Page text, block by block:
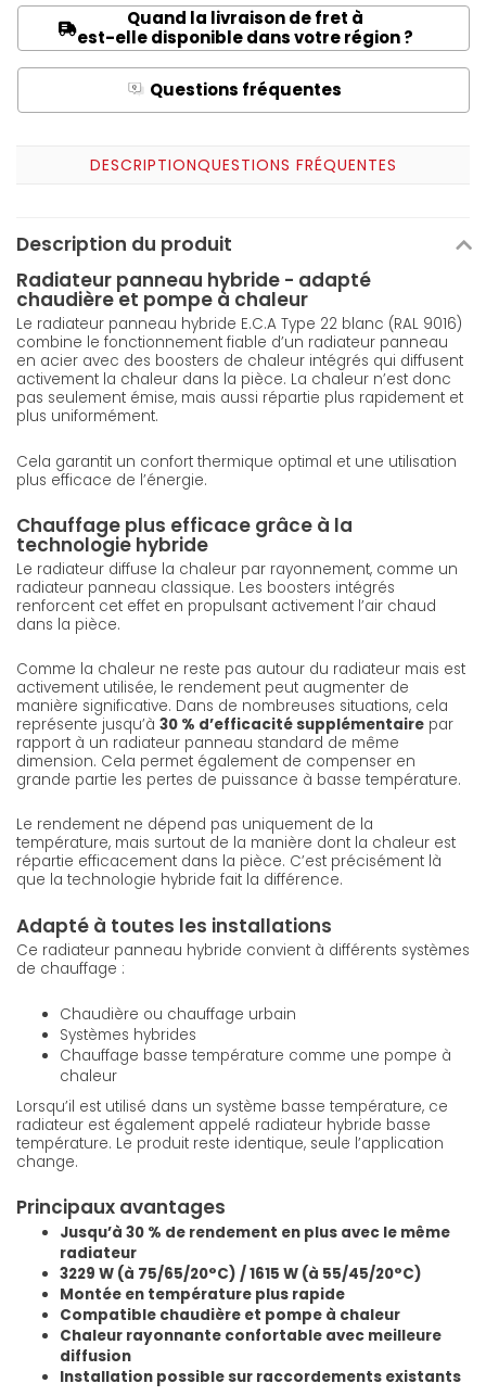
Quand la livraison de fret à
est-elle disponible dans votre région ?
Q Questions fréquentes
DESCRIPTIONQUESTIONS FRÉQUENTES
Description du produit
Radiateur panneau hybride - adapté
chaudière et pompe à chaleur
Le radiateur panneau hybride E.C.A Type 22 blanc (RAL 9016)
combine le fonctionnement fiable d’un radiateur panneau
en acier avec des boosters de chaleur intégrés qui diffusent
activement la chaleur dans la pièce. La chaleur n’est donc
pas seulement émise, mais aussi répartie plus rapidement et
plus uniformément.
Cela garantit un confort thermique optimal et une utilisation
plus efficace de l’énergie.
Chauffage plus efficace grâce à la
technologie hybride
Le radiateur diffuse la chaleur par rayonnement, comme un
radiateur panneau classique. Les boosters intégrés
renforcent cet effet en propulsant activement l’air chaud
dans la pièce.
Comme la chaleur ne reste pas autour du radiateur mais est
activement utilisée, le rendement peut augmenter de
manière significative. Dans de nombreuses situations, cela
représente jusqu’à 30 % d’efficacité supplémentaire par
rapport à un radiateur panneau standard de même
dimension. Cela permet également de compenser en
grande partie les pertes de puissance à basse température.
Le rendement ne dépend pas uniquement de la
température, mais surtout de la manière dont la chaleur est
répartie efficacement dans la pièce. C’est précisément là
que la technologie hybride fait la différence.
Adapté à toutes les installations
Ce radiateur panneau hybride convient à différents systèmes
de chauffage :
Chaudière ou chauffage urbain
Systèmes hybrides
Chauffage basse température comme une pompe à
chaleur
Lorsqu’il est utilisé dans un système basse température, ce
radiateur est également appelé radiateur hybride basse
température. Le produit reste identique, seule l’application
change.
Principaux avantages
Jusqu’à 30 % de rendement en plus avec le même
radiateur
3229 W (à 75/65/20°C) / 1615 W (à 55/45/20°C)
Montée en température plus rapide
Compatible chaudière et pompe à chaleur
Chaleur rayonnante confortable avec meilleure
diffusion
Installation possible sur raccordements existants